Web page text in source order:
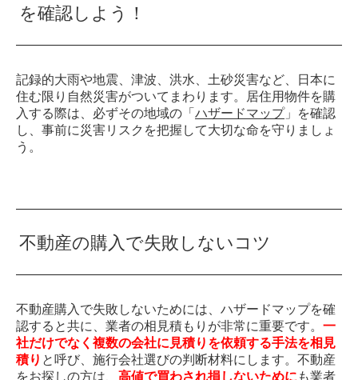
を確認しよう！
記録的大雨や地震、津波、洪水、土砂災害など、日本に
住む限り自然災害がついてまわります。居住用物件を購
入する際は、必ずその地域の「 ハザードマップ」を確認
し、事前に災害リスクを把握して大切な命を守りましょ
う。
不動産の購入で失敗しないコツ
不動産購入で失敗しないためには、ハザードマップを確
認すると共に、業者の相見積もりが非常に重要です。 一
社だけでなく複数の会社に見積りを依頼する手法を相見
積り と呼び、施行会社選びの判断材料にします。不動産
をお探しの方は、 高値で買わされ損しないために も業者